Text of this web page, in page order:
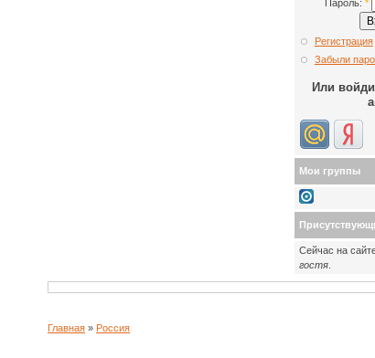
Пароль: *
Регистрация
Забыли
Или
Мои группы
Сейчас на
гостя
Главная » Россия